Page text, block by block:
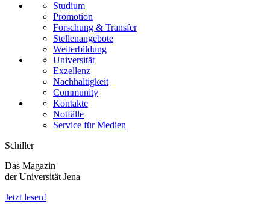
Studium
Promotion
Forschung & Transfer
Stellenangebote
Weiterbildung
Universität
Exzellenz
Nachhaltigkeit
Community
Kontakte
Notfälle
Service für Medien
Schiller
Das Magazin
der Universität Jena
Jetzt lesen!